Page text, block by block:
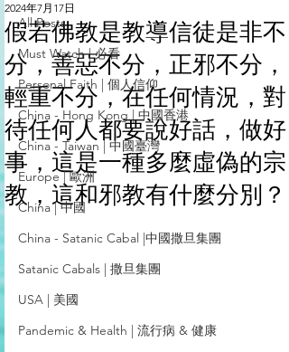
All Posts
Must Watch | 必看
Personal Faith | 個人信仰
China - Hong Kong | 中國香港
China - Taiwan | 中國臺灣
Europe | 歐洲
China | 中國
China - Satanic Cabal |中國撒旦集團
Satanic Cabals | 撒旦集團
USA | 美國
Pandemic & Health | 流行病 & 健康
假若佛教是教導信徒是非不
分，善惡不分，正邪不分，
輕重不分，在任何情況，對
待任何人都要說好話，做好
事，這是一種多麼虛偽的宗
教，這和邪教有什麼分別？
2024年7月17日